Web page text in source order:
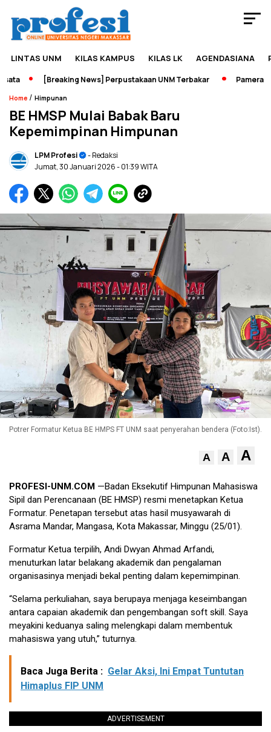
LINTAS UNM KILAS KAMPUS KILAS LK AGENDASIANA
[Breaking News] Perpustakaan UNM Terbakar Pameran
Home / Himpunan
BE HMSP Mulai Babak Baru
Kepemimpinan Himpunan
LPM Profesi
- Redaksi
Jumat, 30 Januari 2026- 01:39 WITA
Potrer Formatur Ketua BE HMPS FT UNM saat penyerahan bendera (Foto:Ist).
A A A
PROFESI-UNM.COM —Badan Eksekutif Himpunan Mahasiswa
Sipil dan Perencanaan (BE HMSP) resmi menetapkan Ketua
Formatur. Penetapan tersebut atas hasil musyawarah di
Asrama Mandar, Mangasa, Kota Makassar, Minggu (25/01).
Formatur Ketua terpilih, Andi Dwyan Ahmad Arfandi,
menuturkan latar belakang akademik dan pengalaman
organisasinya menjadi bekal penting dalam kepemimpinan.
“Selama perkuliahan, saya berupaya menjaga keseimbangan
antara capaian akademik dan pengembangan soft skill. Saya
meyakini keduanya saling melengkapi dalam membentuk
mahasiswa yang utuh,” tuturnya.
Baca Juga Berita : Gelar Aksi, Ini Empat Tuntutan
Himaplus FIP UNM
ADVERTISEMENT